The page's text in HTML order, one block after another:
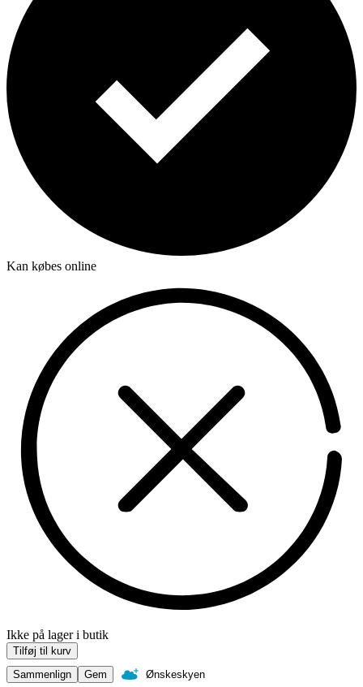
Kan købes online
Ikke på lager i butik
Tilføj til kurv
Sammenlign
Gem Ønskeskyen